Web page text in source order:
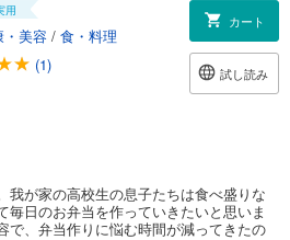
用
・美容 / 食・料理
(1)
カート
試し読み
我が家の高校生の息子たちは食べ盛りな
毎日のお弁当を作っていきたいと思いま
で、弁当作りに悩む時間が減ってきたの